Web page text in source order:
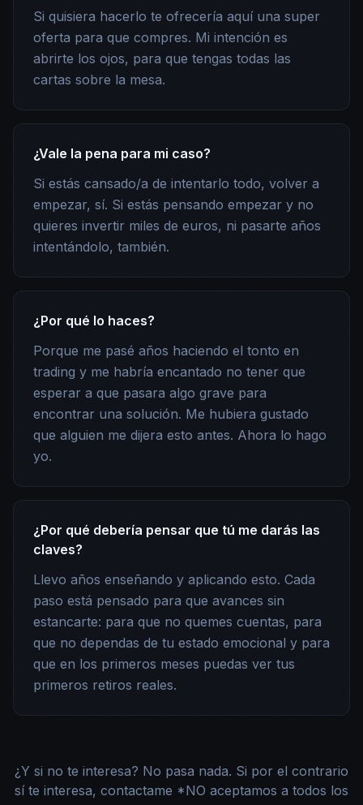
Si quisiera hacerlo te ofrecería aquí una super
oferta para que compres. Mi intención es
abrirte los ojos, para que tengas todas las
cartas sobre la mesa.
¿Vale la pena para mi caso?
Si estás cansado/a de intentarlo todo, volver a
empezar, sí. Si estás pensando empezar y no
quieres invertir miles de euros, ni pasarte años
intentándolo, también.
¿Por qué lo haces?
Porque me pasé años haciendo el tonto en
trading y me habría encantado no tener que
esperar a que pasara algo grave para
encontrar una solución. Me hubiera gustado
que alguien me dijera esto antes. Ahora lo hago
yo.
¿Por qué debería pensar que tú me darás las
claves?
Llevo años enseñando y aplicando esto. Cada
paso está pensado para que avances sin
estancarte: para que no quemes cuentas, para
que no dependas de tu estado emocional y para
que en los primeros meses puedas ver tus
primeros retiros reales.
¿Y si no te interesa? No pasa nada. Si por el contrario
sí te interesa, contactame *NO aceptamos a todos los